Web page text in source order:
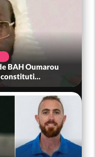
BAH Oumarou
constituti...